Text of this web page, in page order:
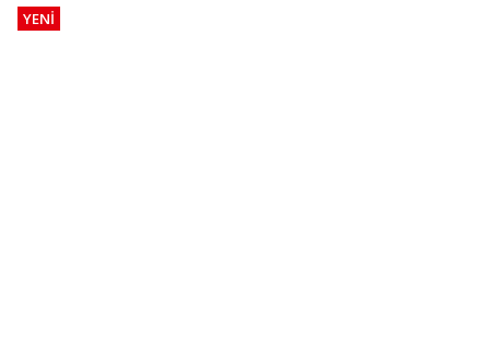
YENİ